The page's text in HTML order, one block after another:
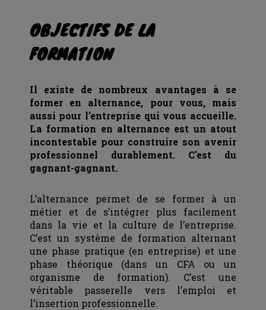
OBJECTIFS DE LA
FORMATION
Il existe de nombreux avantages à se
former en alternance, pour vous, mais
aussi pour l’entreprise qui vous accueille.
La formation en alternance est un atout
incontestable pour construire son avenir
professionnel durablement. C'est du
gagnant-gagnant.
L’alternance permet de se former à un
métier et de s’intégrer plus facilement
dans la vie et la culture de l’entreprise.
C’est un système de formation alternant
une phase pratique (en entreprise) et une
phase théorique (dans un CFA ou un
organisme de formation). C’est une
véritable passerelle vers l’emploi et
l’insertion professionnelle.